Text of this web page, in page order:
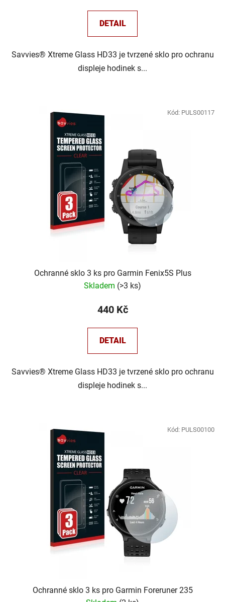
DETAIL
Savvies® Xtreme Glass HD33 je tvrzené sklo pro ochranu
displeje hodinek s...
Ochranné sklo 3 ks pro Garmin Fenix5S Plus
Skladem (>3 ks)
440 Kč
DETAIL
Savvies® Xtreme Glass HD33 je tvrzené sklo pro ochranu
displeje hodinek s...
Kód: PULS00117
Ochranné sklo 3 ks pro Garmin Foreruner 235
Kód: PULS00100